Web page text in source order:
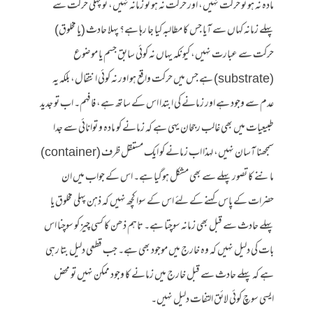
مادہ نہ ہو تو حرکت نہیں، اور حرکت نہ ہو تو زمانہ نہیں، تو پہلی حرکت سے
پہلے زمانہ کہاں سے آیا جس کا مطالبہ کیا جا رہا ہے؟ پہلا حادث (یا مخلوق)
حرکت سے عبارت نہیں، کیونکہ یہاں نہ کوئی سابق جسم یا موضوع
(substrate) ہے جس میں حرکت واقع ہو اور نہ کوئی انتقال، بلکہ یہ
عدم سے وجود ہے اور زمانے کی ابتدا اس کے ساتھ ہے، فافہم۔ اب تو جدید
طبیعیات میں بھی غالب رجحان یہی ہے کہ زمانے کو مادہ و توانائی سے جدا
سمجھنا آسان نہیں، لہذا اب زمانے کو ایک مستقل ظرف (container)
ماننے کا تصور پہلے سے بھی مشکل ہوگیا ہے۔ اس کے جواب میں ان
حضرات کے پاس کہنے کے لئے اس کے سوا کچھ نہیں کہ ذہن پہلی مخلوق یا
پہلے حادث سے قبل بھی زمانہ سوچتا ہے۔ تاہم ذھن کا کسی چیز کو سوچنا اس
بات کی دلیل نہیں کہ وہ خارج میں موجود بھی ہے۔ جب قطعی دلیل بتا رہی
ہے کہ پہلے حادث سے قبل خارج میں زمانے کا وجود ممکن نہیں تو محض
ایسی سوچ کوئی لائق التفات دلیل نہیں۔